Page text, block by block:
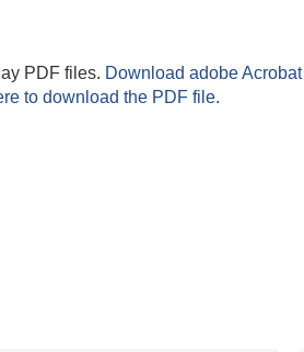
PDF files. Download adobe Acrobat
to download the PDF file.